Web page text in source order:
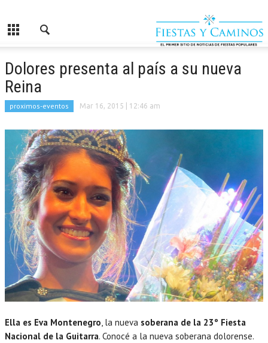
Dolores presenta al país a su nueva
Reina
proximos-eventos Mar 16, 2015 | 12:46 am
Ella es Eva Montenegro, la nueva soberana de la 23º Fiesta
Nacional de la Guitarra. Conocé a la nueva soberana dolorense.